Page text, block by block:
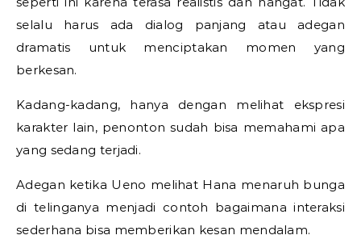
selalu harus ada dialog panjang atau adegan
dramatis untuk menciptakan momen yang
berkesan.
Kadang-kadang, hanya dengan melihat ekspresi
karakter lain, penonton sudah bisa memahami apa
yang sedang terjadi.
Adegan ketika Ueno melihat Hana menaruh bunga
di telinganya menjadi contoh bagaimana interaksi
sederhana bisa memberikan kesan mendalam.